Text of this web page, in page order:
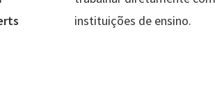
instituições de ensino.